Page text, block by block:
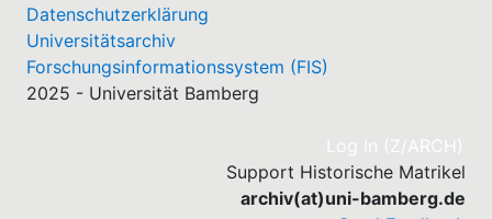
Datenschutzerklärung
Universitätsarchiv
Forschungsinformationssystem (FIS)
2025 - Universität Bamberg
Log In (Z/ARCH)
Support Historische Matrikel
archiv(at)uni-bamberg.de